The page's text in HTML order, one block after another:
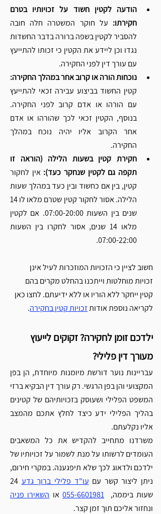
חקירתו:
עם עורך דין לפני החקירה.
נוכחות הורה או קרוב אחר במהלך החקירה:
החקירה.
תקפה גם לקטין שנחקר כעד):
07:00-22:00.
חשוב לציין כי הזכויות המוזכרות לעיל אינן
זכויות מוחלטות וייתכנו בהחלט מקרים בהם
קטין ייחקר ללא הוריו או ללא ידיעתם. לחצו כאן
לקריאה נוספת אודות זכויות קטין בחקירה.
ילדכם זומן לחקירה? זקוקים לייעוץ
מעורך דין פלילי?
אליו נקלעתם.
ניתן ליצור קשר עם עו"ד פלילי ברוך גדע
שעות ביממה, 055-6601981 או השאירו פניה
ונחזור אליכם תוך זמן קצר.